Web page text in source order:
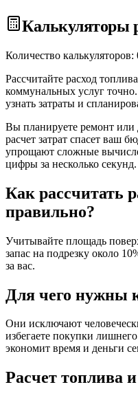
Калькуляторы
Количество калькуляторов:
Рассчитайте расход
коммунальных услуг
узнать затраты и
Вы планируете ремонт
расчет затрат спасет ваш
упрощают сложные
цифры за несколько секунд.
Как рассчитать
правильно?
Учитывайте площадь
запас на подрезку около
за вас.
Для чего нужны
Они исключают
избегаете покупки
экономит время и деньги
Расчет топлива